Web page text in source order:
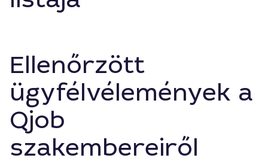
Ellenőrzött
ügyfélvélemények a
Qjob
szakembereiről